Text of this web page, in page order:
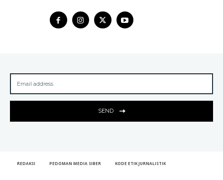
SEND
REDAKSI PEDOMAN MEDIA SIBER KODE ETIK JURNALISTIK